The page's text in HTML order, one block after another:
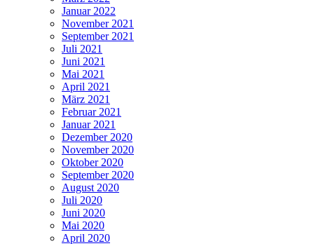
Januar 2022
November 2021
September 2021
Juli 2021
Juni 2021
Mai 2021
April 2021
März 2021
Februar 2021
Januar 2021
Dezember 2020
November 2020
Oktober 2020
September 2020
August 2020
Juli 2020
Juni 2020
Mai 2020
April 2020